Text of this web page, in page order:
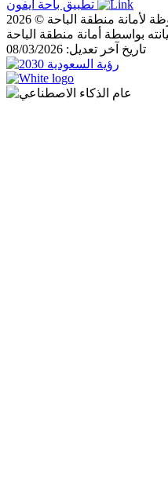
منطقة الباحة © 2026
بواسطة أمانة منطقة الباحة
تاريخ آخر تعديل: 08/03/2026